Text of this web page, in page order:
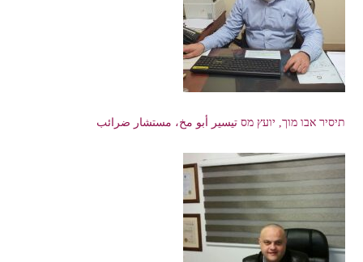
תיסיר אבו מוך, יועץ מס تيسير أبو مخ، مستشار ضرائب